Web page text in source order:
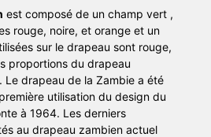
est composé de un champ vert ,
rouge, noire, et orange et un
sur le drapeau sont rouge,
proportions du drapeau
Le drapeau de la Zambie a été
utilisation du design du
à 1964. Les derniers
au drapeau zambien actuel